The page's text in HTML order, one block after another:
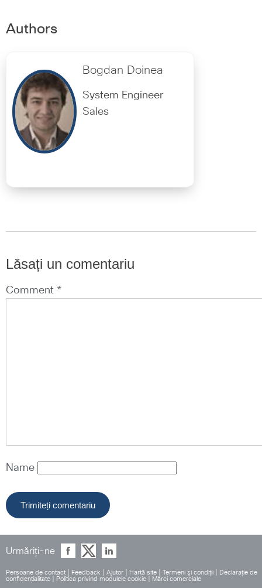
Authors
Bogdan Doinea
System Engineer
Sales
Lăsați un comentariu
Comment *
Name
Urmăriți-ne
Persoane de contact Feedback Ajutor Hartă site Termeni şi condiţii
Declaraţie de
confidenţialitate
Politica privind modulele cookie Mărci comerciale